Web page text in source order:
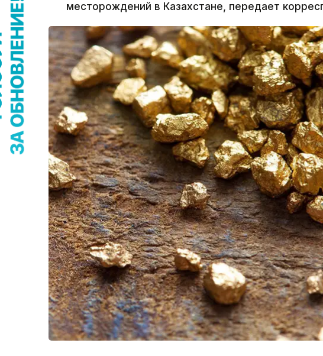
месторождений в Казахстане, передает